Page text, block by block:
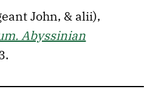
John, & alii),
Abyssinian